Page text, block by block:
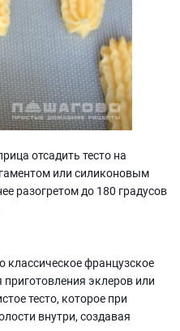
отсадить тесто на
или силиконовым
разогретом до 180 градусов
классическое французское
приготовления эклеров или
тесто, которое при
внутри, создавая